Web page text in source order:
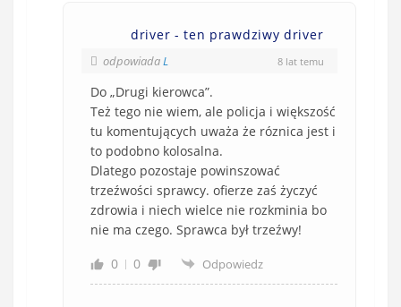
driver - ten prawdziwy driver
odpowiadaL 8 lat temu
Do „Drugi kierowca”.
Też tego nie wiem, ale policja i większość
tu komentujących uważa że róznica jest i
to podobno kolosalna.
Dlatego pozostaje powinszować
trzeźwości sprawcy. ofierze zaś życzyć
zdrowia i niech wielce nie rozkminia bo
nie ma czego. Sprawca był trzeźwy!
0
0 Odpowiedz